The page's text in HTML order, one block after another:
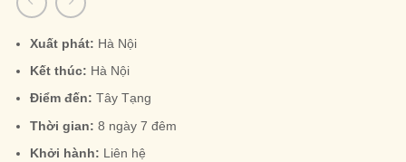
Xuất phát: Hà Nội
Kết thúc: Hà Nội
Điểm đến:Tây Tạng
Thời gian: 8 ngày 7 đêm
Khởi hành: Liên hệ